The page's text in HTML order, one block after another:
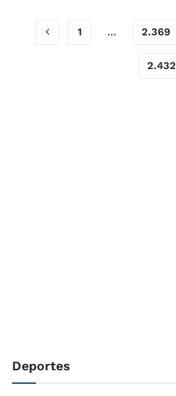
1 … 2.369
2.432
Deportes